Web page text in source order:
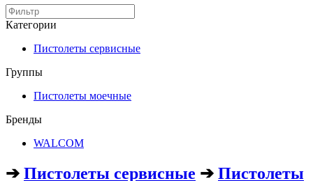
Категории
Пистолеты сервисные
Группы
Пистолеты моечные
Бренды
WALCOM
➔ Пистолеты сервисные ➔ Пистолеты